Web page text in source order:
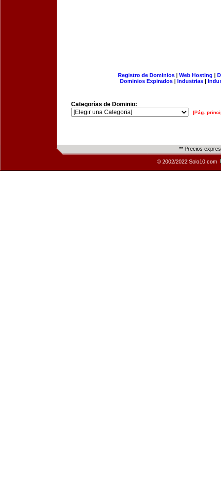
Registro de Dominios| Web Hosting |
Dominios Expirados | Industrias |
Categorías de Dominio:
[Pág.
** Precios
© 2002/2022 Solo10.com